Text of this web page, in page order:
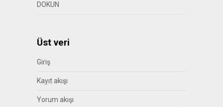
DOKUN
Üst veri
Giriş
Kayıt akışı
Yorum akışı